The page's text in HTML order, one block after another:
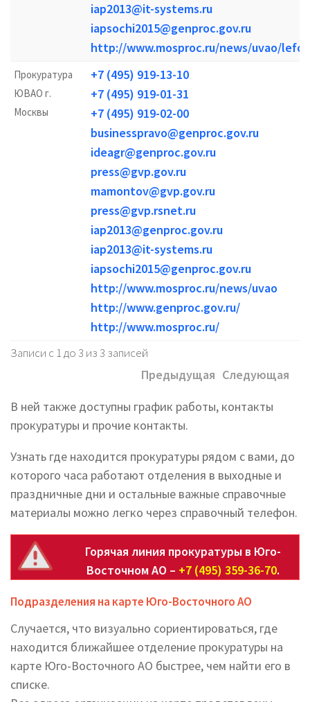
iap2013@it-systems.ru
iapsochi2015@genproc.gov.ru
http://www.mosproc.ru/news/uvao/
Прокуратура
ЮВАО г.
Москвы
+7 (495) 919-13-10
+7 (495) 919-01-31
+7 (495) 919-02-00
businesspravo@genproc.gov.ru
ideagr@genproc.gov.ru
press@gvp.gov.ru
mamontov@gvp.gov.ru
press@gvp.rsnet.ru
iap2013@genproc.gov.ru
iap2013@it-systems.ru
iapsochi2015@genproc.gov.ru
http://www.mosproc.ru/news/uvao
http://www.genproc.gov.ru/
http://www.mosproc.ru/
Записи с 1 до 3 из 3 записей
Предыдущая Следующая
В ней также доступны график работы, контакты
прокуратуры и прочие контакты.
Узнать где находится прокуратуры рядом с вами, до
которого часа работают отделения в выходные и
праздничные дни и остальные важные справочные
материалы можно легко через справочный телефон.
Горячая линия прокуратуры в Юго-
Восточном АО – +7 (495) 359-36-70.
Подразделения на карте Юго-Восточного АО
Случается, что визуально сориентироваться, где
находится ближайшее отделение прокуратуры на
карте Юго-Восточного АО быстрее, чем найти его в
списке.